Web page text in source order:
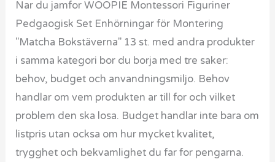
Nar du jamfor WOOPIE Montessori Figuriner
Pedgaogisk Set Enhörningar för Montering
"Matcha Bokstäverna" 13 st. med andra produkter
i samma kategori bor du borja med tre saker:
behov, budget och anvandningsmiljo. Behov
handlar om vem produkten ar till for och vilket
problem den ska losa. Budget handlar inte bara om
listpris utan ocksa om hur mycket kvalitet,
trygghet och bekvamlighet du far for pengarna.